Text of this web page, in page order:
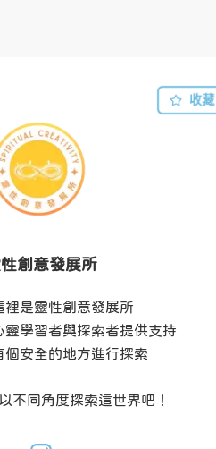
創意發展所
裡是靈性創意發展所
靈學習者與探索者提供支持
個安全的地方進行探索
收藏